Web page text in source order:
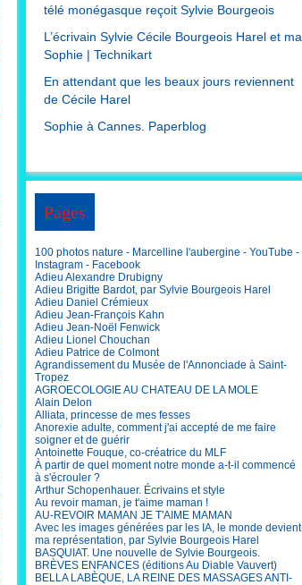
télé monégasque reçoit Sylvie Bourgeois
L’écrivain Sylvie Cécile Bourgeois Harel et ma
Sophie | Technikart
En attendant que les beaux jours reviennent
de Cécile Harel
Sophie à Cannes. Paperblog
Pages
100 photos nature - Marcelline l'aubergine - YouTube -
Instagram - Facebook
Adieu Alexandre Drubigny
Adieu Brigitte Bardot, par Sylvie Bourgeois Harel
Adieu Daniel Crémieux
Adieu Jean-François Kahn
Adieu Jean-Noël Fenwick
Adieu Lionel Chouchan
Adieu Patrice de Colmont
Agrandissement du Musée de l'Annonciade à Saint-
Tropez
AGROECOLOGIE AU CHATEAU DE LA MOLE
Alain Delon
Alliata, princesse de mes fesses
Anorexie adulte, comment j'ai accepté de me faire
soigner et de guérir
Antoinette Fouque, co-créatrice du MLF
À partir de quel moment notre monde a-t-il commencé
à s'écrouler ?
Arthur Schopenhauer. Écrivains et style
Au revoir maman, je t'aime maman !
AU-REVOIR MAMAN JE T'AIME MAMAN
Avec les images générées par les IA, le monde devient
ma représentation, par Sylvie Bourgeois Harel
BASQUIAT. Une nouvelle de Sylvie Bourgeois.
BRÈVES ENFANCES (éditions Au Diable Vauvert)
BELLA LABÈQUE, LA REINE DES MASSAGES ANTI-